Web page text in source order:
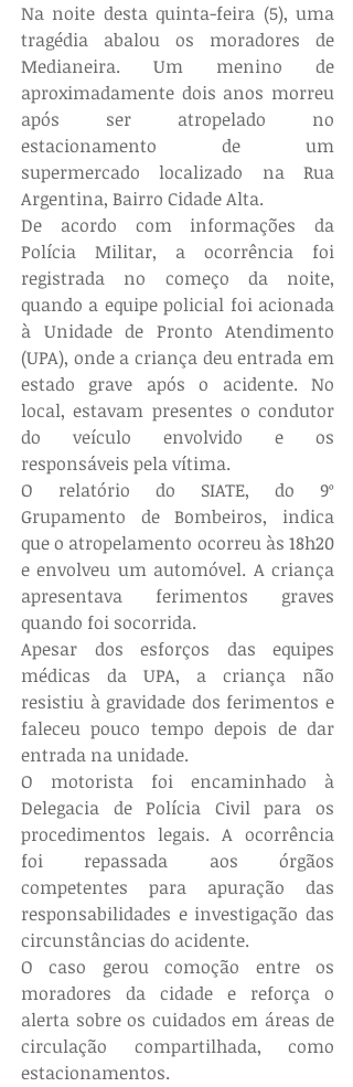
Na noite desta quinta-feira (5), uma
tragédia abalou os moradores de
Medianeira. Um menino de
aproximadamente dois anos morreu
após ser atropelado no
estacionamento de um
supermercado localizado na Rua
Argentina, Bairro Cidade Alta.
De acordo com informações da
Polícia Militar, a ocorrência foi
registrada no começo da noite,
quando a equipe policial foi acionada
à Unidade de Pronto Atendimento
(UPA), onde a criança deu entrada em
estado grave após o acidente. No
local, estavam presentes o condutor
do veículo envolvido e os
responsáveis pela vítima.
O relatório do SIATE, do 9º
Grupamento de Bombeiros, indica
que o atropelamento ocorreu às 18h20
e envolveu um automóvel. A criança
apresentava ferimentos graves
quando foi socorrida.
Apesar dos esforços das equipes
médicas da UPA, a criança não
resistiu à gravidade dos ferimentos e
faleceu pouco tempo depois de dar
entrada na unidade.
O motorista foi encaminhado à
Delegacia de Polícia Civil para os
procedimentos legais. A ocorrência
foi repassada aos órgãos
competentes para apuração das
responsabilidades e investigação das
circunstâncias do acidente.
O caso gerou comoção entre os
moradores da cidade e reforça o
alerta sobre os cuidados em áreas de
circulação compartilhada, como
estacionamentos.